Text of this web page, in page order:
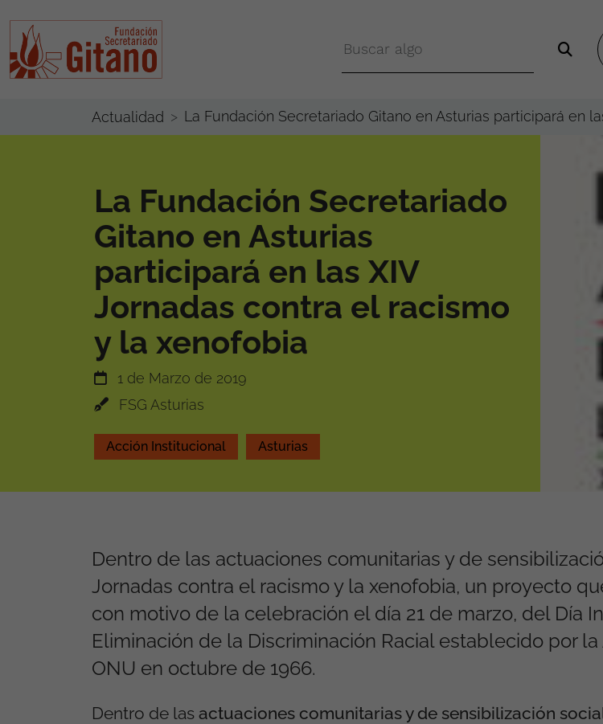
Actualidad La Fundación Secretariado Gitano en Asturias participará en
La Fundación Secretariado
Gitano en Asturias
participará en las XIV
Jornadas contra el racismo
y la xenofobia
1 de Marzo de 2019
FSG Asturias
Acción Institucional Asturias
Dentro de las actuaciones comunitarias y de
Jornadas contra el racismo y la xenofobia, un proyecto
con motivo de la celebración el día 21 de marzo, del Día
Eliminación de la Discriminación Racial establecido por
ONU en octubre de 1966.
Dentro de las actuaciones comunitarias y de sensibilización